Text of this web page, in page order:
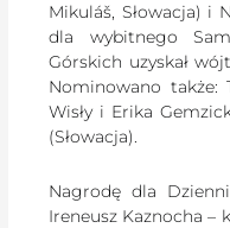
Mikuláš, Słowacja) i
dla wybitnego
Górskich uzyskał
Nominowano także:
Wisły i Erika
(Słowacja).
Nagrodę dla
Ireneusz Kaznocha –